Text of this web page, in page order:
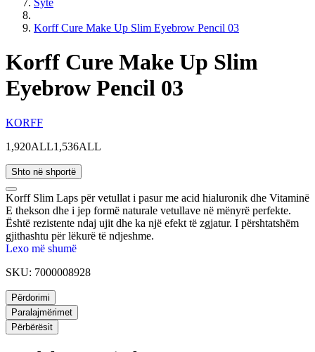
Sytë
Korff Cure Make Up Slim Eyebrow Pencil 03
Korff Cure Make Up Slim
Eyebrow Pencil 03
KORFF
1,920ALL1,536ALL
Shto në shportë
Korff Slim Laps për vetullat i pasur me acid hialuronik dhe Vitaminë
E thekson dhe i jep formë naturale vetullave në mënyrë perfekte.
Është rezistente ndaj ujit dhe ka një efekt të zgjatur. I përshtatshëm
gjithashtu për lëkurë të ndjeshme.
Lexo më shumë
SKU: 7000008928
Përdorimi
Paralajmërimet
Përbërësit